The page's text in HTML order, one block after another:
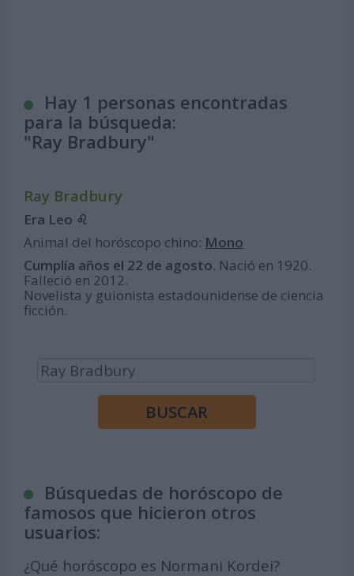
Hay 1 personas encontradas
para la búsqueda:
"Ray Bradbury"
Ray Bradbury
Era Leo ♌
Animal del horóscopo chino: Mono
Cumplía años el 22 de agosto. Nació en 1920.
Falleció en 2012.
Novelista y guionista estadounidense de ciencia
ficción.
Búsquedas de horóscopo de
famosos que hicieron otros
usuarios:
¿Qué horóscopo es Normani Kordei?